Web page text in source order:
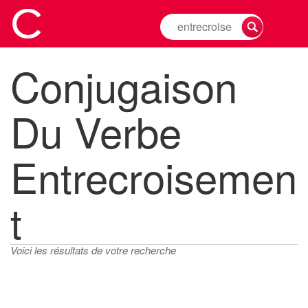
Rechercher
la
d'un
verbe
Conjugaison
Du Verbe
Entrecroisemen
T
Voici les résultats de votre recherche